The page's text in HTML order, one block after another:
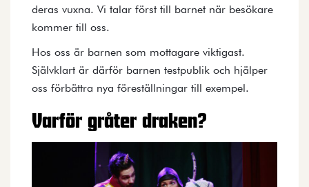
deras vuxna. Vi talar först till barnet när besökare
kommer till oss.
Hos oss är barnen som mottagare viktigast.
Självklart är därför barnen testpublik och hjälper
oss förbättra nya föreställningar till exempel.
Varför gråter draken?